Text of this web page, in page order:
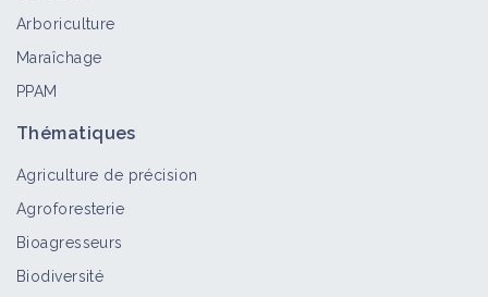
Arboriculture
Maraîchage
PPAM
Thématiques
Agriculture de précision
Agroforesterie
Bioagresseurs
Biodiversité